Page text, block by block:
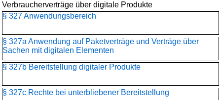
Verbraucherverträge über digitale Produkte
§ 327 Anwendungsbereich
§ 327a Anwendung auf Paketverträge und Verträge über
Sachen mit digitalen Elementen
§ 327b Bereitstellung digitaler Produkte
§ 327c Rechte bei unterbliebener Bereitstellung